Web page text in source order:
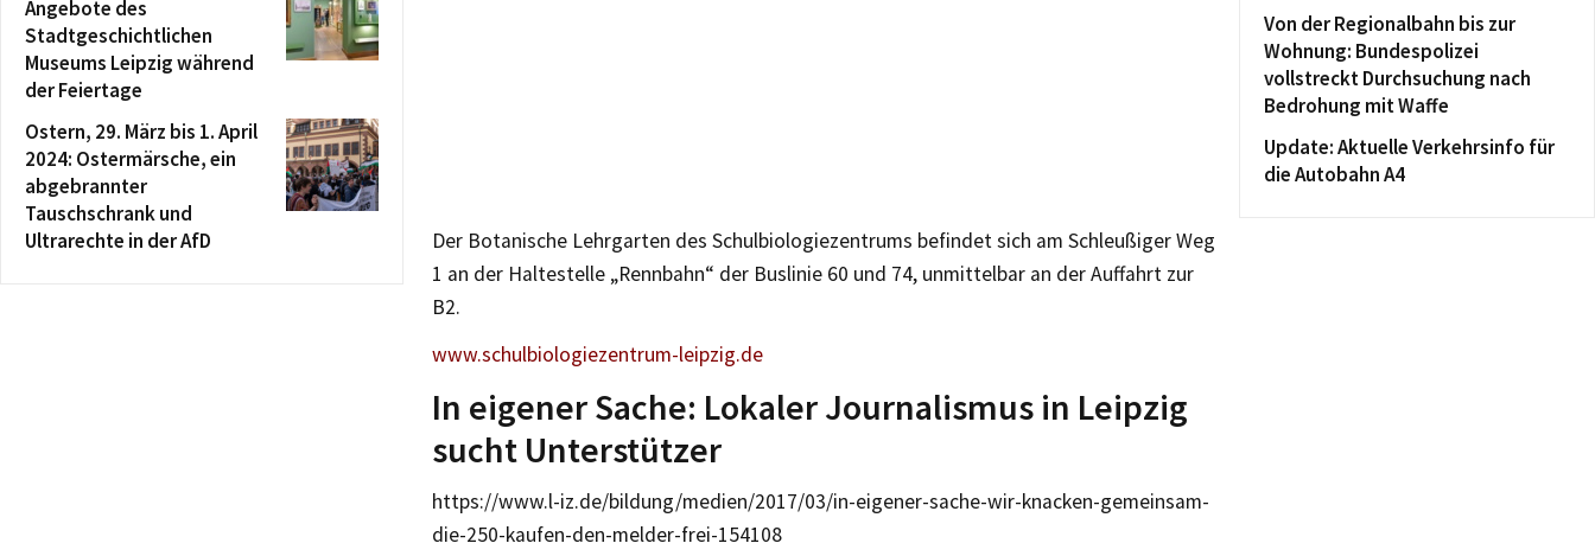
Der Botanische Lehrgarten des Schulbiologiezentrums befindet sich am Schleußiger Weg
1 an der Haltestelle „Rennbahn“ der Buslinie 60 und 74, unmittelbar an der Auffahrt zur
B2.
www.schulbiologiezentrum-leipzig.de
In eigener Sache: Lokaler Journalismus in Leipzig
sucht Unterstützer
https://www.l-iz.de/bildung/medien/2017/03/in-eigener-sache-wir-knacken-gemeinsam-
die-250-kaufen-den-melder-frei-154108
Angebote des
Stadtgeschichtlichen
Museums Leipzig während
der Feiertage
Ostern, 29. März bis 1. April
2024: Ostermärsche, ein
abgebrannter
Tauschschrank und
Ultrarechte in der AfD
Von der Regionalbahn bis zur
Wohnung: Bundespolizei
vollstreckt Durchsuchung nach
Bedrohung mit Waffe
Update: Aktuelle Verkehrsinfo für
die Autobahn A4